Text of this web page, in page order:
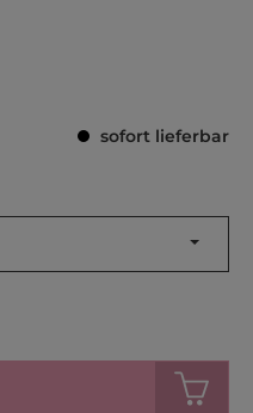
sofort lieferbar